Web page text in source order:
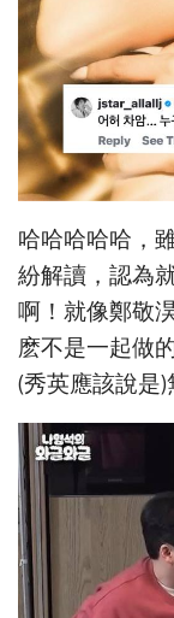
哈哈哈哈哈，
紛解讀，認為
啊！就像鄭敬
麽不是一起做
(秀英應該說是)